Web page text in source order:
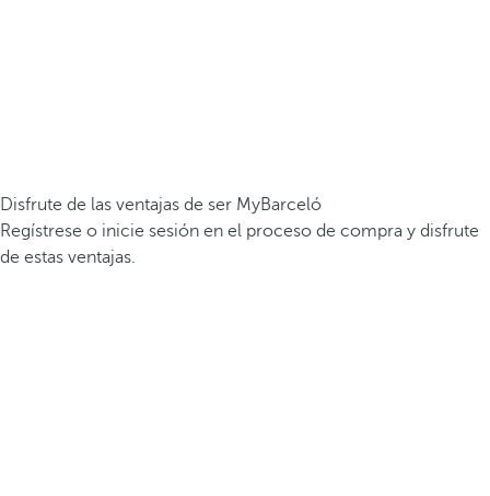
Disfrute de las ventajas de ser MyBarceló
Regístrese o inicie sesión en el proceso de compra y disfrute
de estas ventajas.